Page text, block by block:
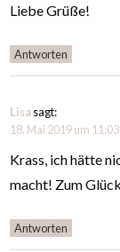
Liebe Grüße!
Antworten
Lisasagt:
18. Mai 2019 um
Krass, ich hätte
macht! Zum
Antworten